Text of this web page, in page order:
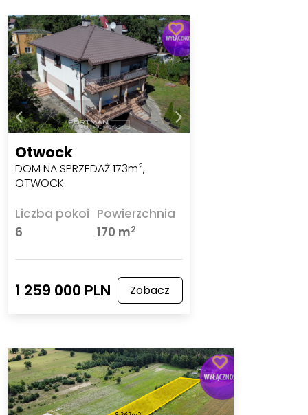
Otwock
DOM NA SPRZEDAŻ 173m2,
OTWOCK
Liczba pokoi
6
Powierzchnia
170 m2
1 259 000 PLN Zobacz